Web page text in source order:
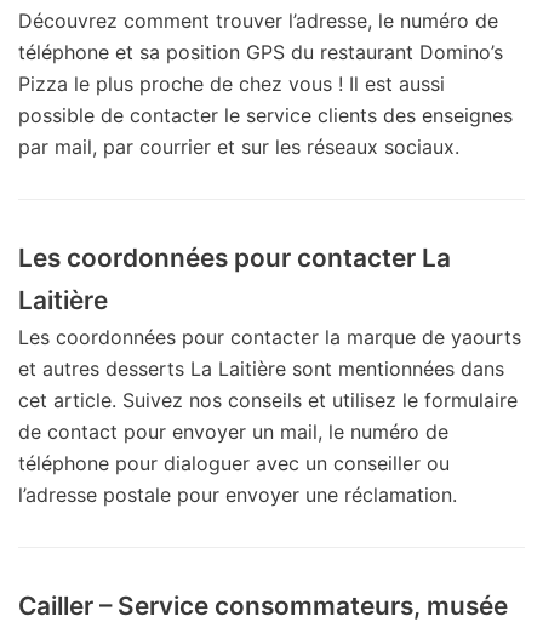
Découvrez comment trouver l’adresse, le numéro de
téléphone et sa position GPS du restaurant Domino’s
Pizza le plus proche de chez vous ! Il est aussi
possible de contacter le service clients des enseignes
par mail, par courrier et sur les réseaux sociaux.
Les coordonnées pour contacter La
Laitière
Les coordonnées pour contacter la marque de yaourts
et autres desserts La Laitière sont mentionnées dans
cet article. Suivez nos conseils et utilisez le formulaire
de contact pour envoyer un mail, le numéro de
téléphone pour dialoguer avec un conseiller ou
l’adresse postale pour envoyer une réclamation.
Cailler – Service consommateurs, musée